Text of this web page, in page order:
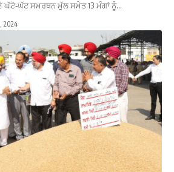
ਘੱਟੋ-ਘੱਟ ਸਮਰਥਨ ਮੁੱਲ ਸਮੇਤ 13 ਮੰਗਾਂ ਨੂੰ…
2024